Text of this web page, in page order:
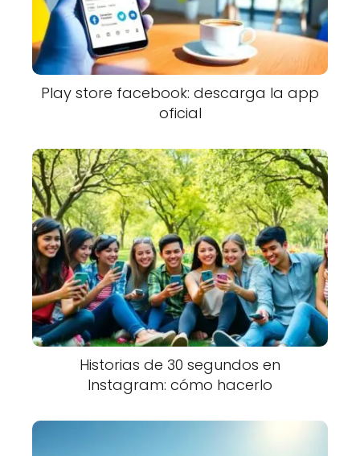
Play store facebook: descarga la app
oficial
Historias de 30 segundos en
Instagram: cómo hacerlo